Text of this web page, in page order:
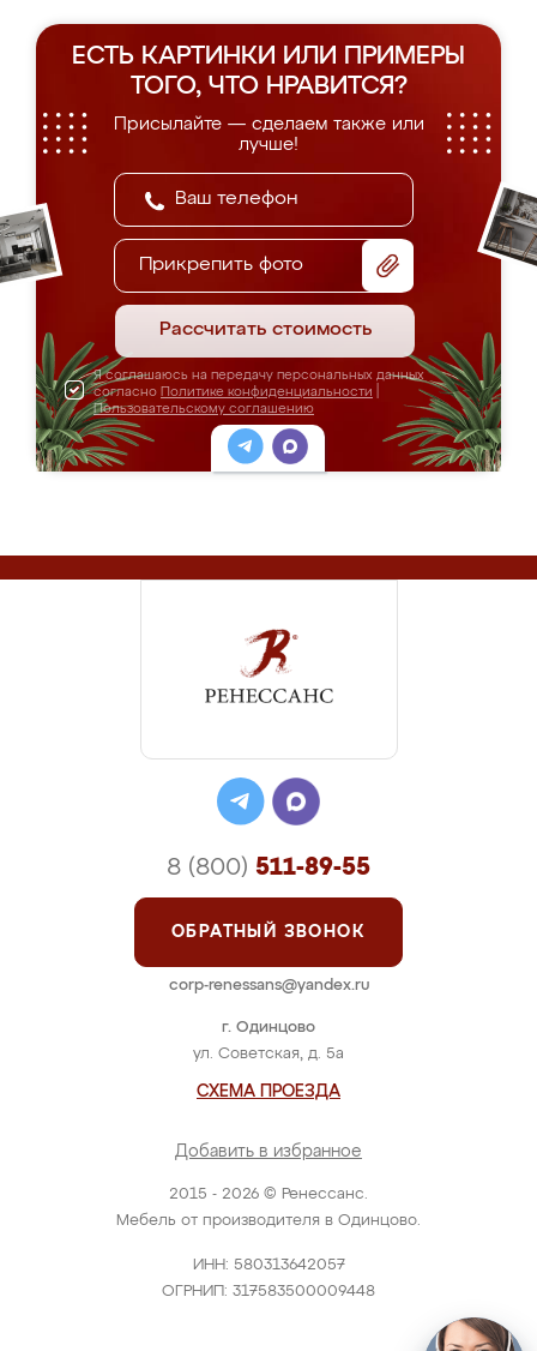
ЕСТЬ КАРТИНКИ ИЛИ ПРИМЕРЫ
ТОГО, ЧТО НРАВИТСЯ?
Присылайте — сделаем также или
лучше!
Прикрепить фото
Рассчитать стоимость
Я соглашаюсь на передачу персональных данных
согласно Политике конфиденциальности
Пользовательскому соглашению
2015 - 2026 © Ренессанс.
Мебель от производителя в Одинцово.
ИНН: 580313642057
ОГРНИП: 317583500009448
г. Одинцово
ул. Советская, д. 5а
СХЕМА ПРОЕЗДА
Добавить в избранное
8 (800) 511-89-55
ОБРАТНЫЙ ЗВОНОК
corp-renessans@yandex.ru